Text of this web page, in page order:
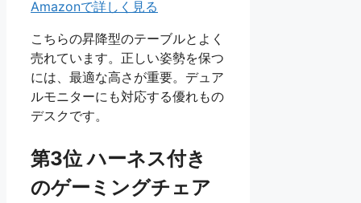
Amazonで詳しく見る
こちらの昇降型のテーブルとよく
売れています。正しい姿勢を保つ
には、最適な高さが重要。デュア
ルモニターにも対応する優れもの
デスクです。
第3位 ハーネス付き
のゲーミングチェア